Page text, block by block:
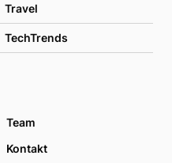
Travel
TechTrends
Team
Kontakt